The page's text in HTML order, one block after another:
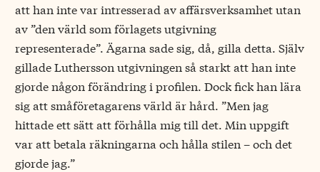
att han inte var intresserad av affärsverksamhet utan
av ”den värld som förlagets utgivning
representerade”. Ägarna sade sig, då, gilla detta. Själv
gillade Luthersson utgivningen så starkt att han inte
gjorde någon förändring i profilen. Dock fick han lära
sig att småföretagarens värld är hård. ”Men jag
hittade ett sätt att förhålla mig till det. Min uppgift
var att betala räkningarna och hålla stilen – och det
gjorde jag.”